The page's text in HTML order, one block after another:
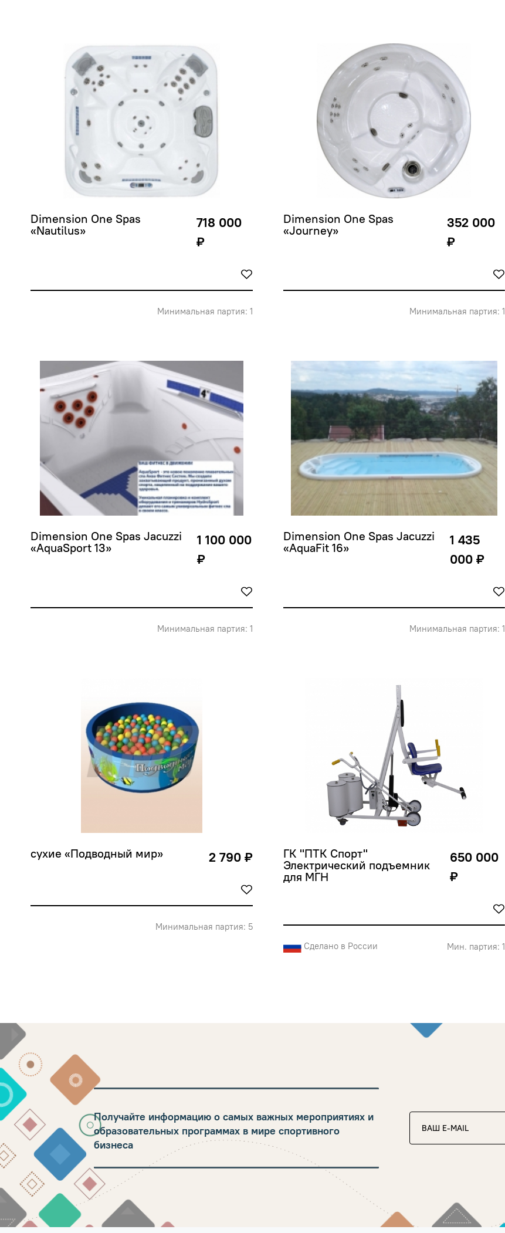
Dimension One Spas
«Nautilus»
718 000
₽
Минимальная партия: 1
Dimension One Spas
«Journey»
352 000
₽
Минимальная партия: 1
Dimension One Spas Jacuzzi
«AquaSport 13»
1 100 000
₽
Минимальная партия: 1
Dimension One Spas Jacuzzi
«AquaFit 16»
1 435
000 ₽
Минимальная партия: 1
сухие «Подводный мир» 2 790 ₽
Минимальная партия: 5
ГК "ПТК Спорт"
Электрический подъемник
для МГН
650 000
₽
Сделано в России Мин. партия: 1
Получайте информацию о самых важных мероприятиях и
образовательных программах в мире спортивного
бизнеса